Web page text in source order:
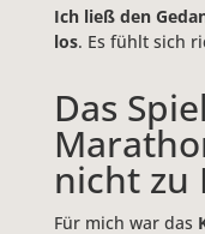
Ich ließ den
los. Es fühlt sich
Das
nicht zu
Für mich war das